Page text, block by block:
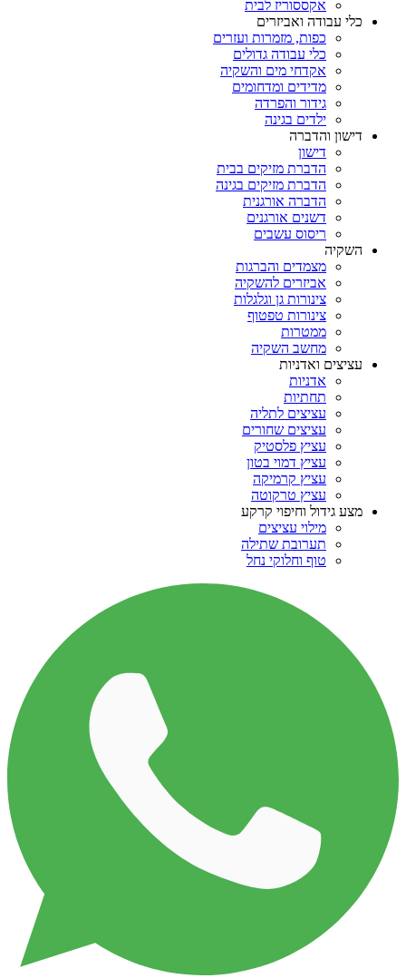
אקססוריז לבית
כלי עבודה ואביזרים
כפות, מזמרות ועזרים
כלי עבודה גדולים
אקדחי מים והשקיה
מדידים ומדחומים
גידור והפרדה
ילדים בגינה
דישון והדברה
דישון
הדברת מזיקים בבית
הדברת מזיקים בגינה
הדברה אורגנית
דשנים אורגנים
ריסוס עשבים
השקיה
מצמדים והברגות
אביזרים להשקיה
צינורות גן וגלגלות
צינורות טפטוף
ממטרות
מחשב השקיה
עציצים ואדניות
אדניות
תחתיות
עציצים לתליה
עציצים שחורים
עציץ פלסטיק
עציץ דמוי בטון
עציץ קרמיקה
עציץ טרקוטה
מצע גידול וחיפוי קרקע
מילוי עציצים
תערובת שתילה
טוף וחלוקי נחל